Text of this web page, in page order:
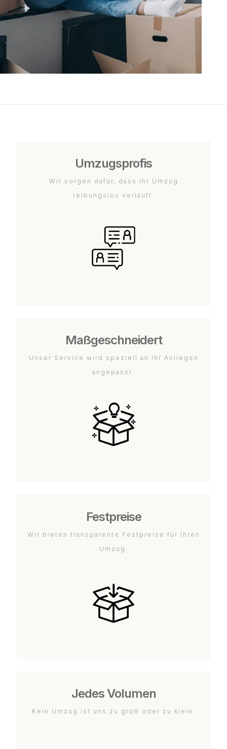
Umzugsprofis
Wir sorgen dafür, dass Ihr Umzug
reibungslos verläuft.
Maßgeschneidert
Unser Service wird speziell an Ihr Anliegen
angepasst.
Festpreise
Wir bieten transparente Festpreise für Ihren
Umzug.
Jedes Volumen
Kein Umzug ist uns zu groß oder zu klein.